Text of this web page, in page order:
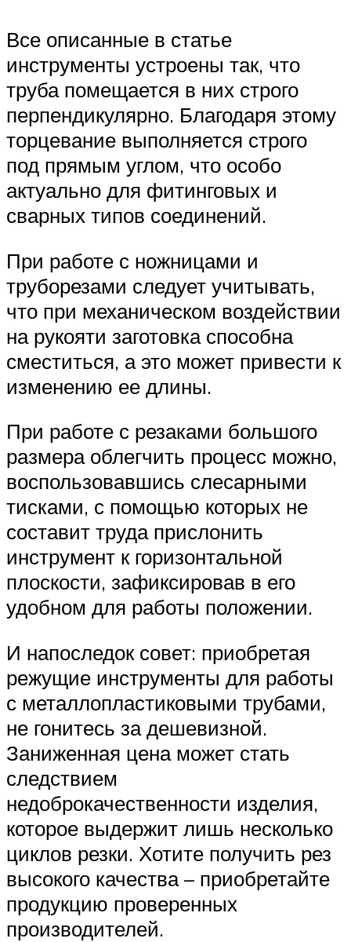
Все описанные в статье
инструменты устроены так, что
труба помещается в них строго
перпендикулярно. Благодаря этому
торцевание выполняется строго
под прямым углом, что особо
актуально для фитинговых и
сварных типов соединений.
При работе с ножницами и
труборезами следует учитывать,
что при механическом воздействии
на рукояти заготовка способна
сместиться, а это может привести к
изменению ее длины.
При работе с резаками большого
размера облегчить процесс можно,
воспользовавшись слесарными
тисками, с помощью которых не
составит труда прислонить
инструмент к горизонтальной
плоскости, зафиксировав в его
удобном для работы положении.
И напоследок совет: приобретая
режущие инструменты для работы
с металлопластиковыми трубами,
не гонитесь за дешевизной.
Заниженная цена может стать
следствием
недоброкачественности изделия,
которое выдержит лишь несколько
циклов резки. Хотите получить рез
высокого качества – приобретайте
продукцию проверенных
производителей.